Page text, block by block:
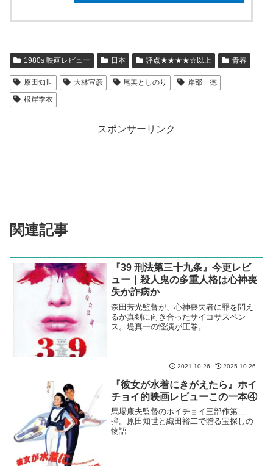
1980s 映画レビュー 日本 評点★★★★☆以上 青春
原田知世 大林宣彦 尾美としのり
岸部一徳
根岸季衣
スポンサーリンク
関連記事
『39 刑法第三十九条』今更レビ
ュー｜殺人鬼の多重人格は心神喪
失か詐病か
森田芳光監督が、心神喪失者に罪を問え
るか真剣に向き合ったサイコサスペン
ス。堤真一の怪演が圧巻。
2021.10.26 2025.10.26
『彼女が水着にきがえたら』ホイ
チョイ的映画レビューこの一本④
馬場康夫監督のホイチョイ三部作第二
弾。原田知世と織田裕二で贈る宝探しの
物語